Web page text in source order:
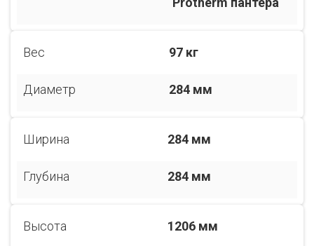
Вес 97 кг
Диаметр 284 мм
Ширина 284 мм
Глубина 284 мм
Высота 1206 мм